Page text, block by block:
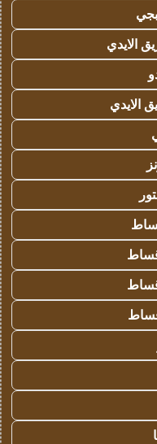
الايدي
الايدي